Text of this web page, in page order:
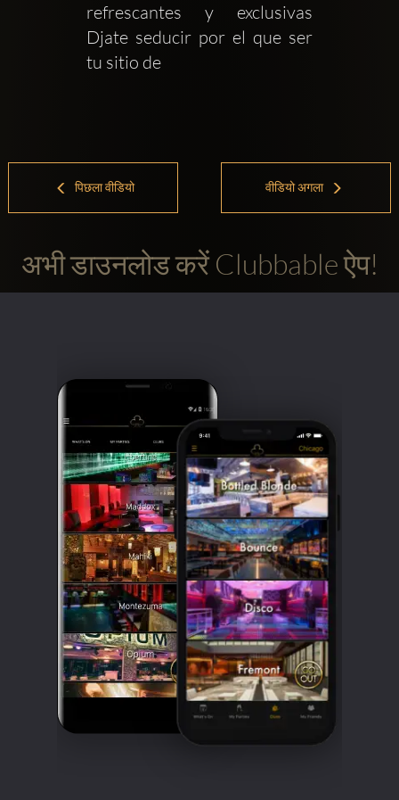
refrescantes y exclusivas
Djate seducir por el que ser
tu sitio de
पिछला वीडियो वीडियो अगला
अभी डाउनलोड करें Clubbable ऐप!